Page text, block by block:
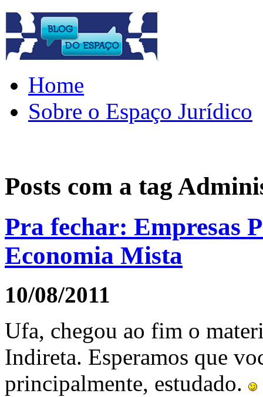
Home
Sobre o Espaço Jurídico
Posts com a tag
Pra fechar: Empresas
Economia Mista
10/08/2011
Ufa, chegou ao fim o
Indireta. Esperamos que
principalmente, estudado.